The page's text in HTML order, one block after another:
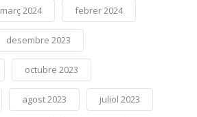
març 2024 febrer 2024
desembre 2023
octubre 2023
agost 2023 juliol 2023